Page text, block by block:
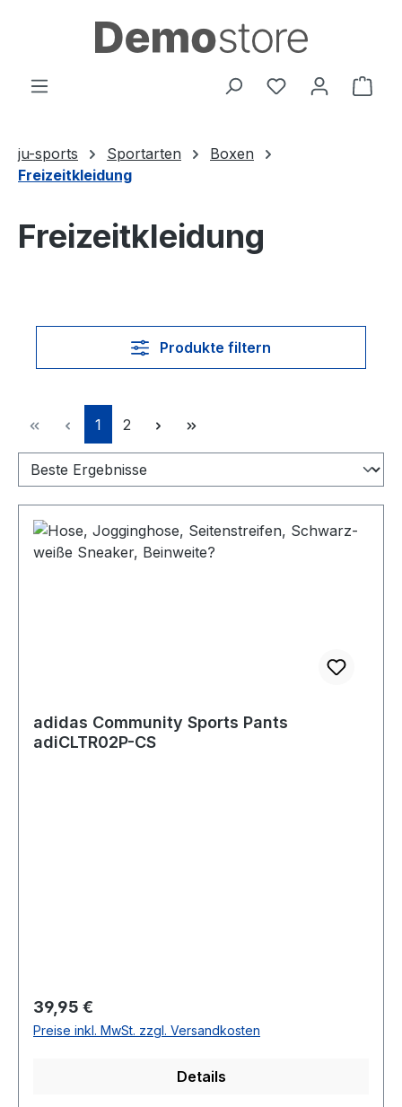
Zum Hauptinhalt springen
Du hast 0
ju-sports Sportarten
Boxen
Freizeitkleidung
Freizeitkleidung
Produkte filtern
Seite
1 Seite
2
adidas Community Sports Pants
adiCLTR02P-CS
Regulärer Preis:
39,95 €
Preise inkl. MwSt. zzgl. Versandkosten
Details